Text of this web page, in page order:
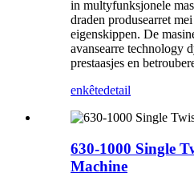
in multyfunksjonele
draden produsearret
eigenskippen. De
avansearre technology
prestaasjes en
enkêtedetail
630-1000 Single
Machine